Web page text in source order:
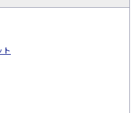
ト